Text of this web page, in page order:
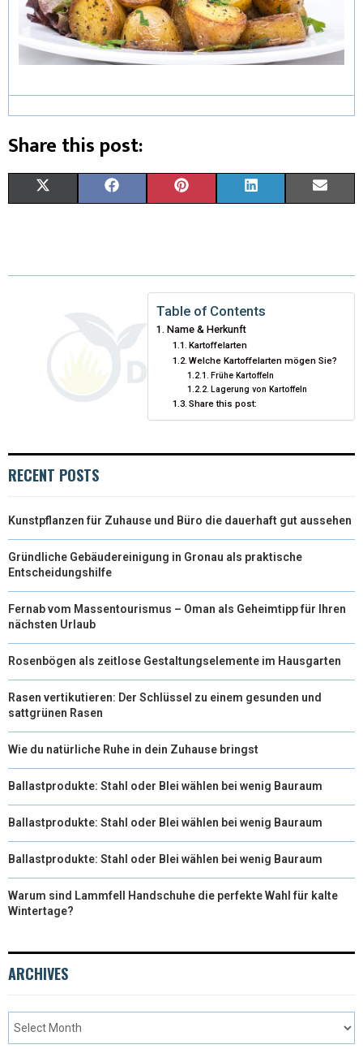
Share this post:
W
E
)
E
O
T
R
E
S
T
K
I
N
I
Table of Contents
Name & Herkunft
Kartoffelarten
Welche Kartoffelarten mögen Sie?
Frühe Kartoffeln
Lagerung von Kartoffeln
Share this post:
RECENT POSTS
Kunstpflanzen für Zuhause und Büro die dauerhaft gut aussehen
Gründliche Gebäudereinigung in Gronau als praktische
Entscheidungshilfe
Fernab vom Massentourismus – Oman als Geheimtipp für Ihren
nächsten Urlaub
Rosenbögen als zeitlose Gestaltungselemente im Hausgarten
Rasen vertikutieren: Der Schlüssel zu einem gesunden und
sattgrünen Rasen
Wie du natürliche Ruhe in dein Zuhause bringst
Ballastprodukte: Stahl oder Blei wählen bei wenig Bauraum
Ballastprodukte: Stahl oder Blei wählen bei wenig Bauraum
Ballastprodukte: Stahl oder Blei wählen bei wenig Bauraum
Warum sind Lammfell Handschuhe die perfekte Wahl für kalte
Wintertage?
ARCHIVES